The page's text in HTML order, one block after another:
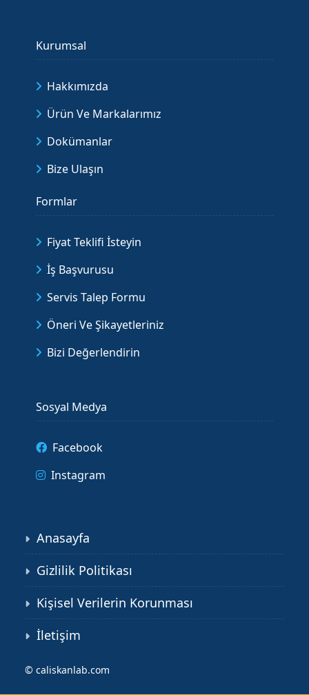
Kurumsal
Hakkımızda
Ürün Ve Markalarımız
Dokümanlar
Bize Ulaşın
Formlar
Fiyat Teklifi İsteyin
İş Başvurusu
Servis Talep Formu
Öneri Ve Şikayetleriniz
Bizi Değerlendirin
Sosyal Medya
Facebook
Instagram
Anasayfa
Gizlilik Politikası
Kişisel Verilerin Korunması
İletişim
© caliskanlab.com